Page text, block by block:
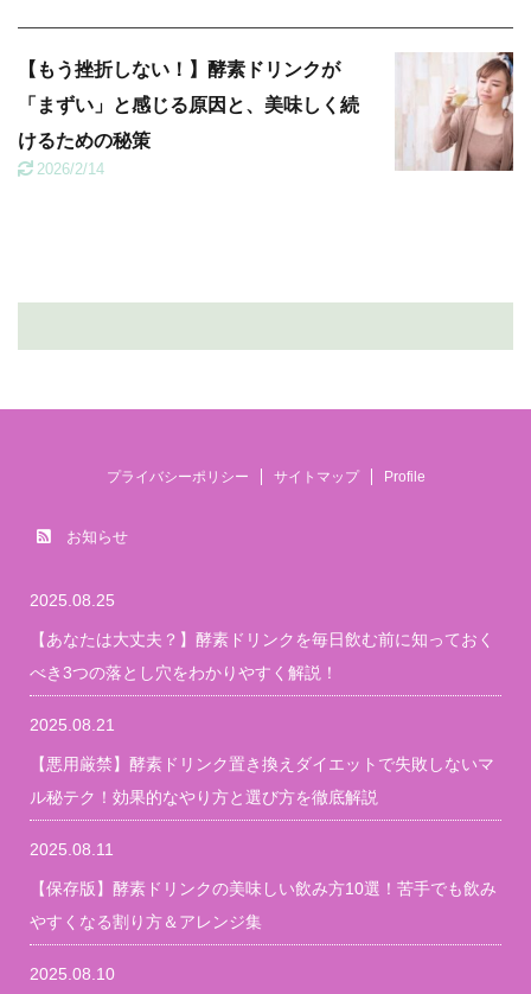
【もう挫折しない！】酵素ドリンクが
「まずい」と感じる原因と、美味しく続
けるための秘策
2026/2/14
プライバシーポリシー サイトマップ Profile
お知らせ
2025.08.25
【あなたは大丈夫？】酵素ドリンクを毎日飲む前に知っておく
べき3つの落とし穴をわかりやすく解説！
2025.08.21
【悪用厳禁】酵素ドリンク置き換えダイエットで失敗しないマ
ル秘テク！効果的なやり方と選び方を徹底解説
2025.08.11
【保存版】酵素ドリンクの美味しい飲み方10選！苦手でも飲み
やすくなる割り方＆アレンジ集
2025.08.10